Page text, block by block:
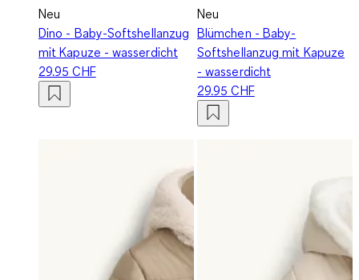
Neu
Dino - Baby-Softshellanzug
mit Kapuze - wasserdicht
29.95 CHF
Neu
Blümchen - Baby-
Softshellanzug mit Kapuze
- wasserdicht
29.95 CHF